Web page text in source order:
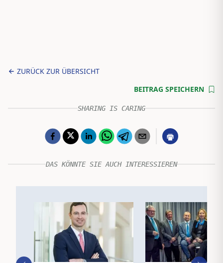
ZURÜCK ZUR ÜBERSICHT
BEITRAG SPEICHERN
SHARING IS CARING
DAS KÖNNTE SIE AUCH INTERESSIEREN